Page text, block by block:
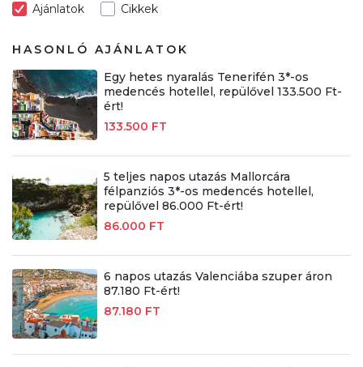
Ajánlatok Cikkek
HASONLÓ AJÁNLATOK
Egy hetes nyaralás Tenerifén 3*-os
medencés hotellel, repülővel 133.500 Ft-
ért!
133.500 FT
5 teljes napos utazás Mallorcára
félpanziós 3*-os medencés hotellel,
repülővel 86.000 Ft-ért!
86.000 FT
6 napos utazás Valenciába szuper áron
87.180 Ft-ért!
87.180 FT